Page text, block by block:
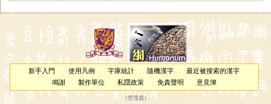
新手入門 使用凡例 字庫統計 隨機漢字
最近被搜索的漢字
鳴謝
製作單位 私隱政策 免責聲明 意見簿
（管理員 ）